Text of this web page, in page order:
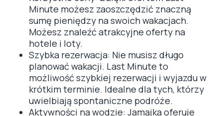
Minute możesz zaoszczędzić znaczną
sumę pieniędzy na swoich wakacjach.
Możesz znaleźć atrakcyjne oferty na
hotele i loty.
Szybka rezerwacja: Nie musisz długo
planować wakacji. Last Minute to
możliwość szybkiej rezerwacji i wyjazdu w
krótkim terminie. Idealne dla tych, którzy
uwielbiają spontaniczne podróże.
Aktywności na wodzie: Jamajka oferuje